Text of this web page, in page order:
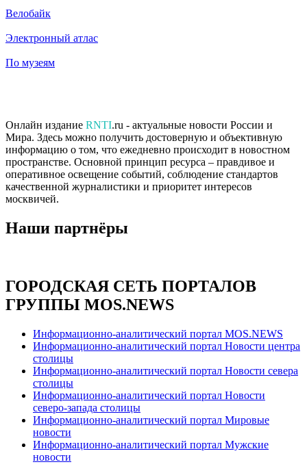
Велобайк
Электронный атлас
По музеям
Онлайн издание RNTI.ru - актуальные новости России и
Мира. Здесь можно получить достоверную и объективную
информацию о том, что ежедневно происходит в новостном
пространстве. Основной принцип ресурса – правдивое и
оперативное освещение событий, соблюдение стандартов
качественной журналистики и приоритет интересов
москвичей.
Наши партнёры
ГОРОДСКАЯ СЕТЬ ПОРТАЛОВ
ГРУППЫ MOS.NEWS
Информационно-аналитический портал MOS.NEWS
Информационно-аналитический портал Новости центра
столицы
Информационно-аналитический портал Новости севера
столицы
Информационно-аналитический портал Новости
северо-запада столицы
Информационно-аналитический портал Мировые
новости
Информационно-аналитический портал Мужские
новости